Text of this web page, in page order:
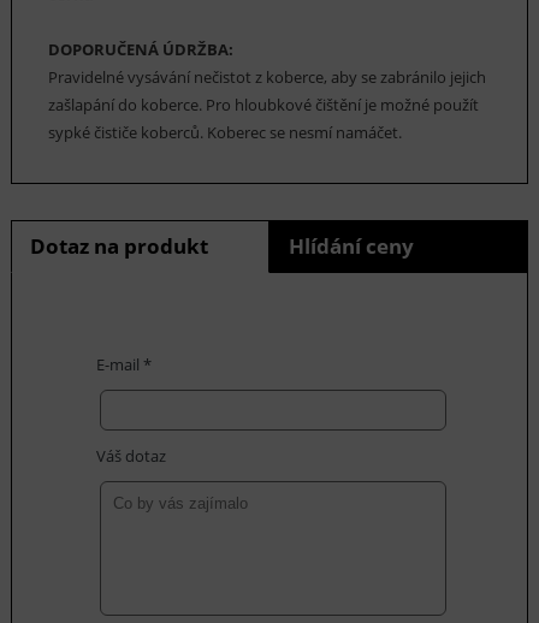
DOPORUČENÁ ÚDRŽBA:
Pravidelné vysávání nečistot z koberce, aby se zabránilo jejich
zašlapání do koberce. Pro hloubkové čištění je možné použít
sypké čističe koberců. Koberec se nesmí namáčet.
Dotaz na produkt Hlídání ceny
E-mail *
Váš dotaz